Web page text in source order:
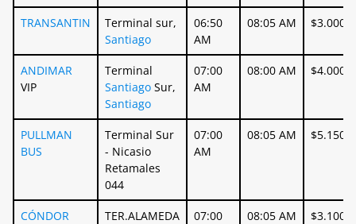
TRANSANTIN
Terminal sur,
Santiago
06:50
AM
08:05 AM $3.000
ANDIMAR
VIP
Terminal
Santiago Sur,
Santiago
07:00
AM
08:00 AM $4.000
PULLMAN
BUS
Terminal Sur
- Nicasio
Retamales
044
07:00
AM
08:05 AM $5.150
CÓNDOR
TER.ALAMEDA
07:00
08:05 AM $3.100